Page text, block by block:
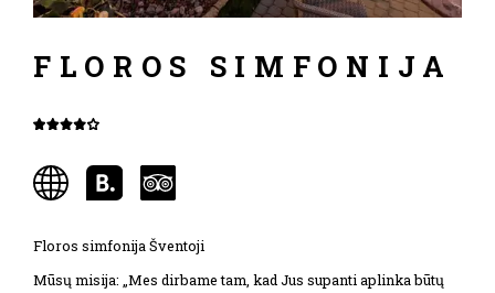
FLOROS SIMFONIJA
Floros simfonija Šventoji
Mūsų misija: „Mes dirbame tam, kad Jus supanti aplinka būtų